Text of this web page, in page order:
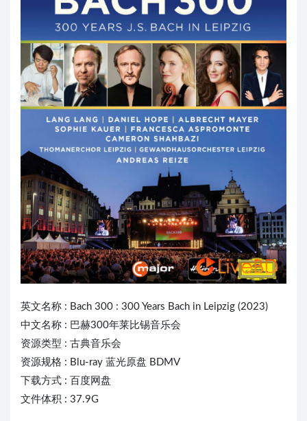
英文名称 : Bach 300 : 300 Years Bach in Leipzig (2023)
中文名称 : 巴赫300年莱比锡音乐会
资源类型 : 古典音乐会
资源规格 : Blu-ray 蓝光原盘 BDMV
下载方式 : 百度网盘
文件体积 : 37.9G